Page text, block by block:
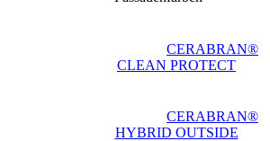
CERABRAN®
CLEAN PROTECT
CERABRAN®
HYBRID OUTSIDE